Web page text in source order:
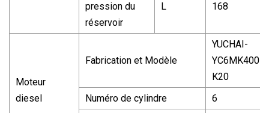
pression du
réservoir
L 168
Moteur
diesel
Fabrication et Modèle
YUCHAI-
YC6MK400L-
K20
Numéro de cylindre
6